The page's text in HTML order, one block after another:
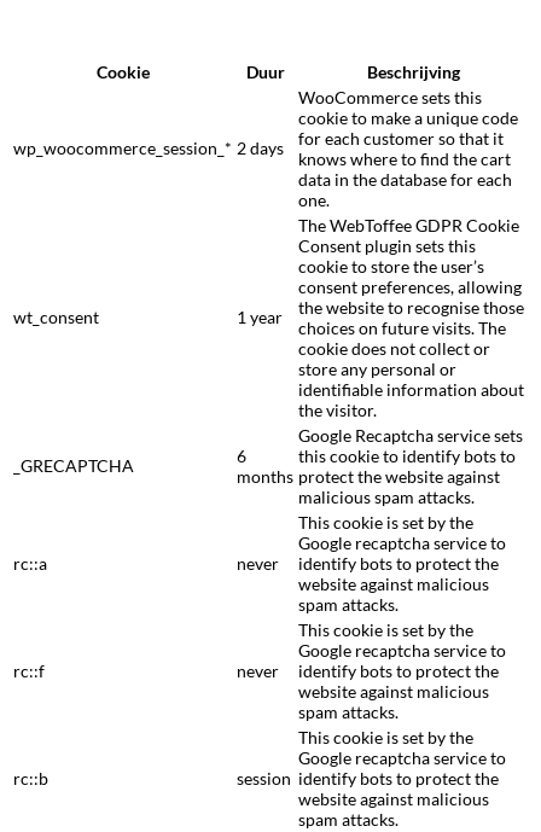
Cookie Duur Beschrijving
wp_woocommerce_session_* 2 days
WooCommerce sets this
cookie to make a unique code
for each customer so that it
knows where to find the cart
data in the database for each
one.
wt_consent 1 year
The WebToffee GDPR Cookie
Consent plugin sets this
cookie to store the user’s
consent preferences, allowing
the website to recognise those
choices on future visits. The
cookie does not collect or
store any personal or
identifiable information about
the visitor.
_GRECAPTCHA
6
months
Google Recaptcha service sets
this cookie to identify bots to
protect the website against
malicious spam attacks.
rc::a never
This cookie is set by the
Google recaptcha service to
identify bots to protect the
website against malicious
spam attacks.
rc::f never
This cookie is set by the
Google recaptcha service to
identify bots to protect the
website against malicious
spam attacks.
rc::b session
This cookie is set by the
Google recaptcha service to
identify bots to protect the
website against malicious
spam attacks.